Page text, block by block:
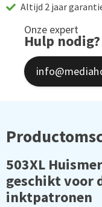
Altijd 2 jaar
Onze expert
Hulp nodig?
503XL
geschikt voor
inktpatronen